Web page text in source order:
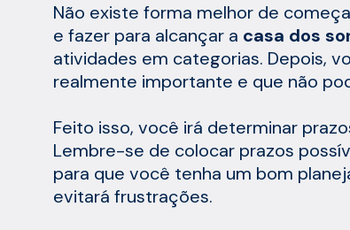
Não existe forma melhor de
e fazer para alcançar a casa dos
atividades em categorias. Depois,
realmente importante e que não
Feito isso, você irá determinar
Lembre-se de colocar prazos
para que você tenha um bom
evitará frustrações.